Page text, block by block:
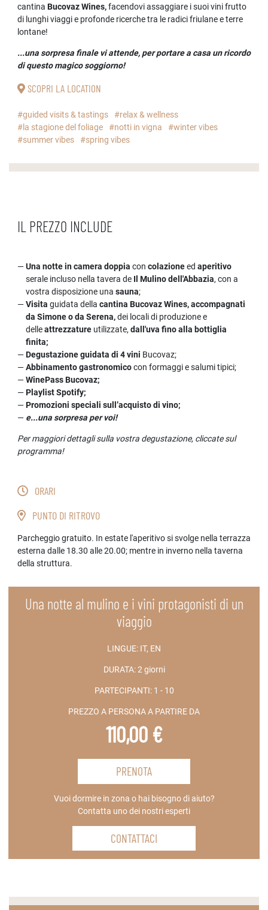
cantina Bucovaz Wines,facendovi assaggiare i suoi vini frutto
di lunghi viaggi e profonde ricerche tra le radici friulane e terre
lontane!
...una sorpresa finale vi attende, per portare a casa un ricordo
di questo magico soggiorno!
SCOPRI LA LOCATION
#guided visits & tastings
#relax & wellness
#la stagione del foliage
#notti in vigna
#winter vibes
#summer vibes
#spring vibes
IL PREZZO INCLUDE
Una notte in camera doppia con colazioneed aperitivo
serale incluso nella tavera de Il Mulino dell'Abbazia, con a
vostra disposizione una sauna;
Visita guidata della cantina Bucovaz Wines, accompagnati
da Simone o da Serena,dei locali di produzione e
delleattrezzature utilizzate, dall'uva fino alla bottiglia
finita;
Degustazione guidata di 4 vini Bucovaz;
Abbinamento gastronomicocon formaggi e salumi tipici;
WinePass Bucovaz;
Playlist Spotify;
Promozioni speciali sull’acquisto di vino;
e...una sorpresa per voi!
Per maggiori dettagli sulla vostra degustazione, cliccate sul
programma!
ORARI
PUNTO DI RITROVO
Parcheggio gratuito. In estate l'aperitivo si svolge nella terrazza
esterna dalle 18.30 alle 20.00; mentre in inverno nella taverna
della struttura.
Una notte al mulino e i vini protagonisti di un
viaggio
LINGUE: IT, EN
DURATA:2 giorni
PARTECIPANTI: 1 - 10
PREZZO A PERSONA A PARTIRE DA
110,00 €
PRENOTA
Vuoi dormire in zona o hai bisogno di aiuto?
Contatta uno dei nostri esperti
CONTATTACI